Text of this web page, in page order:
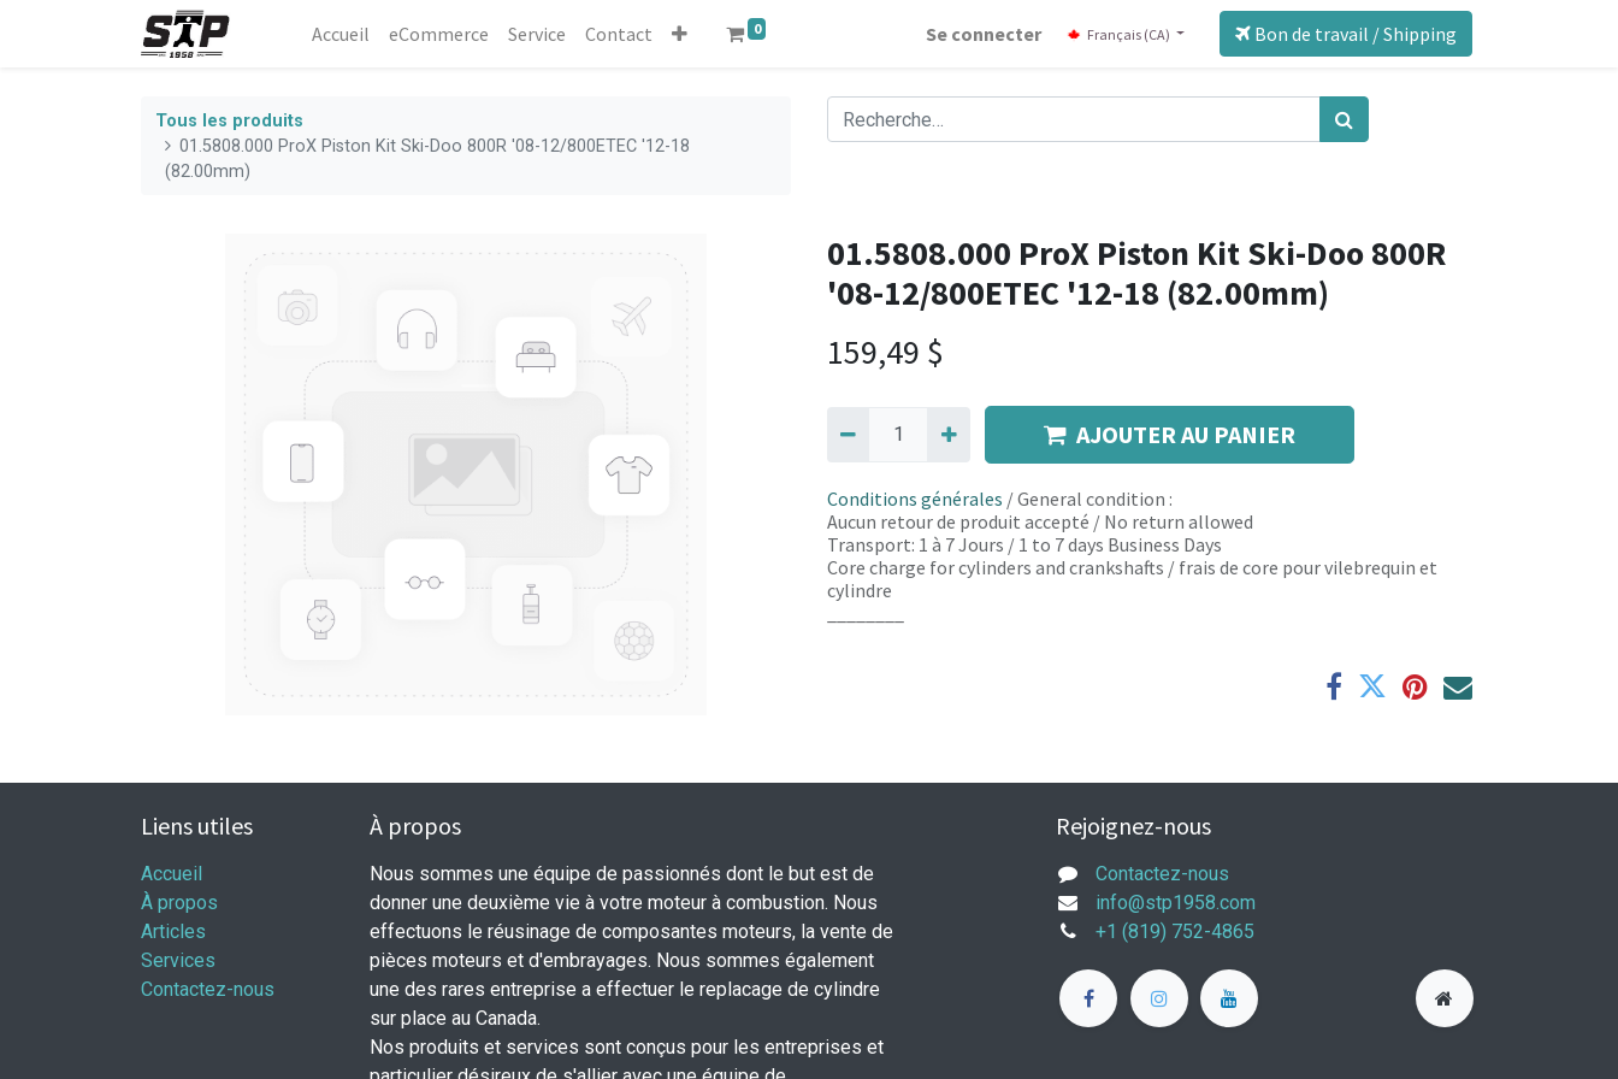
Accueil eCommerce​ Service Contact 0 Se connecter Français (CA) Bon de travail / Shipping
Tous les produits
01.5808.000 ProX Piston Kit Ski-Doo 800R '08-12/800ETEC '12-18
(82.00mm)
01.5808.000 ProX Piston Kit Ski-Doo 800R
'08-12/800ETEC '12-18 (82.00mm)
159,49 $
AJOUTER AU PANIER
Conditions générales / General condition :
Aucun retour de produit accepté / No return allowed
Transport: 1 à 7 Jours / 1 to 7 days Business Days
Core charge for cylinders and crankshafts / frais de core pour vilebrequin et
cylindre
Liens utiles
Accueil
À propos
Articles
Services
Contactez-nous
À propos
Nous sommes une équipe de passionnés dont le but est de
donner une deuxième vie à votre moteur à combustion. Nous
effectuons le réusinage de composantes moteurs, la vente de
pièces moteurs et d'embrayages. Nous sommes également
une des rares entreprise a effectuer le replacage de cylindre
sur place au Canada.
Nos produits et services sont conçus pour les entreprises et
Rejoignez-nous
Contactez-nous
info@stp1958.com
+1 (819) 752-4865